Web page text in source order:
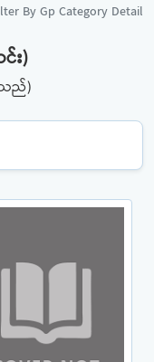
By Gp Category Detail
း)
သည်)